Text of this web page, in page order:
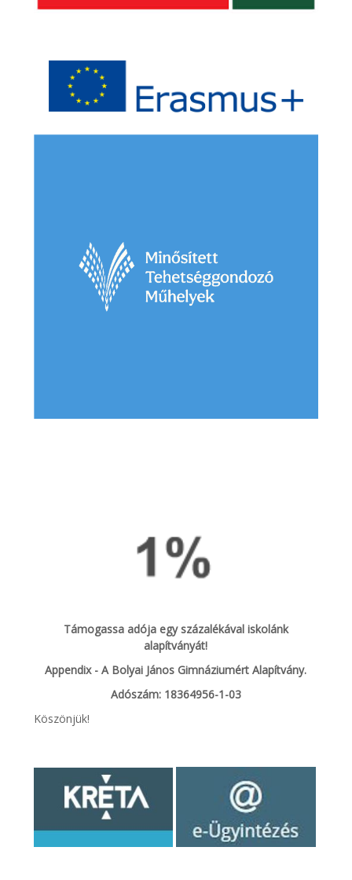
Támogassa adója egy százalékával iskolánk
alapítványát!
Appendix - A Bolyai János Gimnáziumért Alapítvány.
Adószám: 18364956-1-03
Köszönjük!